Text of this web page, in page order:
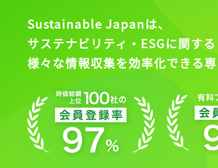
Sustainable Japanは、
サステナビリティ・ESGに関する
様々な情報収集を効率化できる